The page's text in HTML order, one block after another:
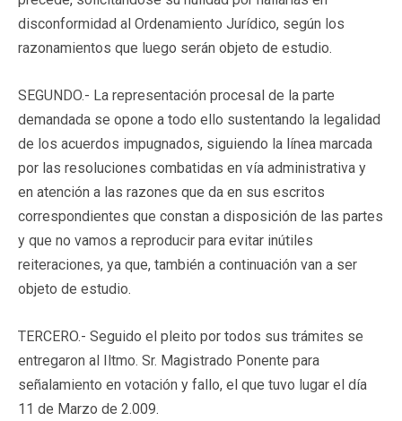
disconformidad al Ordenamiento Jurídico, según los
razonamientos que luego serán objeto de estudio.
SEGUNDO.- La representación procesal de la parte
demandada se opone a todo ello sustentando la legalidad
de los acuerdos impugnados, siguiendo la línea marcada
por las resoluciones combatidas en vía administrativa y
en atención a las razones que da en sus escritos
correspondientes que constan a disposición de las partes
y que no vamos a reproducir para evitar inútiles
reiteraciones, ya que, también a continuación van a ser
objeto de estudio.
TERCERO.- Seguido el pleito por todos sus trámites se
entregaron al Iltmo. Sr. Magistrado Ponente para
señalamiento en votación y fallo, el que tuvo lugar el día
11 de Marzo de 2.009.